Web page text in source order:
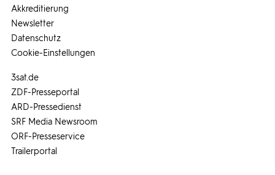
3sat.de
ZDF-Presseportal
ARD-Pressedienst
SRF Media Newsroom
ORF-Presseservice
Trailerportal
Akkreditierung
Newsletter
Datenschutz
Cookie-Einstellungen